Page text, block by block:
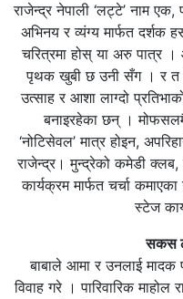
राजेन्द्र नेपाली ‘लट्टे’ नाम
अभिनय र व्यंग्य मार्फत दर्शक
चरित्रमा होस् या अरु पात्र
पृथक खुबी छ उनी सँग । र त
उत्साह र आशा लाग्दो
बनाइरहेका छन् ।
‘नोटिसेवल’ मात्र होइन,
राजेन्द्र। मुन्द्रेको कमेडी
कार्यक्रम मार्फत चर्चा
स्टेज
सकस
बाबाले आमा र उनलाई मादक
विवाह गरे । पारिवारिक